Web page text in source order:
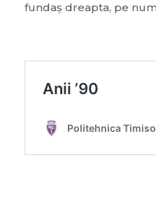
fundaș dreapta, pe